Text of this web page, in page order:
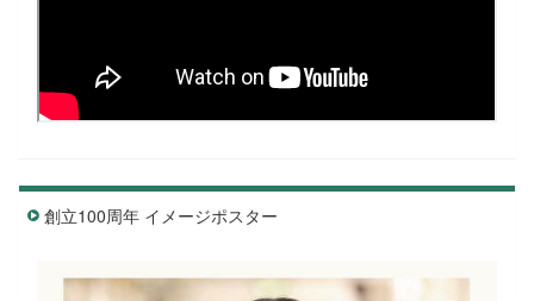
創立100周年 イメージポスター